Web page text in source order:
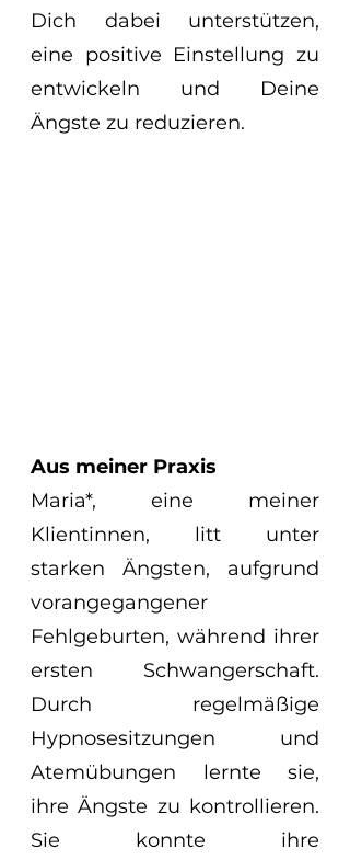
Dich dabei unterstützen,
eine positive Einstellung zu
entwickeln und Deine
Ängste zu reduzieren.
Aus meiner Praxis
Maria*, eine meiner
Klientinnen, litt unter
starken Ängsten, aufgrund
vorangegangener
Fehlgeburten, während ihrer
ersten Schwangerschaft.
Durch regelmäßige
Hypnosesitzungen und
Atemübungen lernte sie,
ihre Ängste zu kontrollieren.
Sie konnte ihre